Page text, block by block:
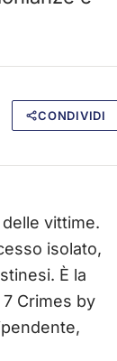
CONDIVIDI
vittime.
isolato,
È la
Crimes by